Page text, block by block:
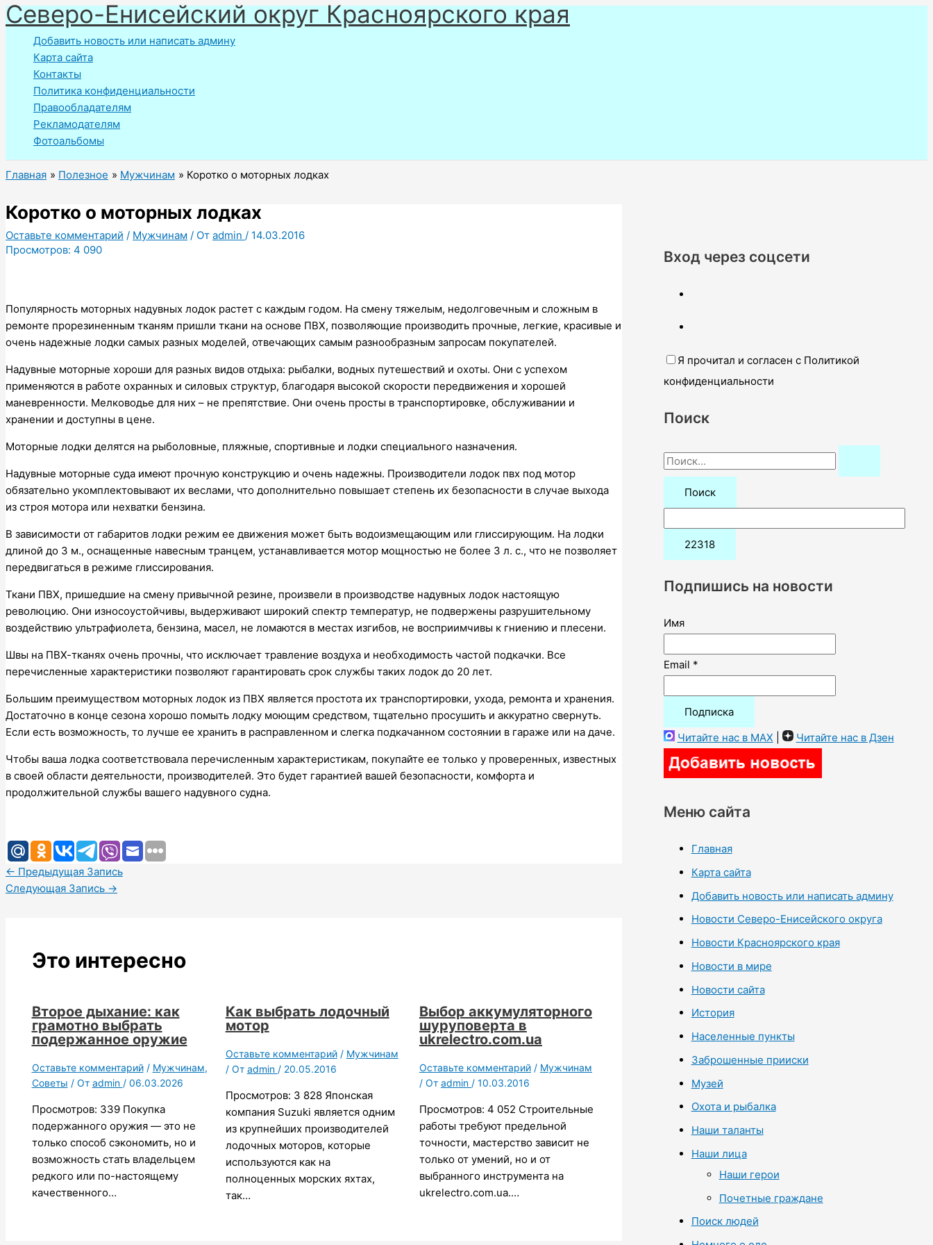
Перейти
к
содержимому
Северо-Енисейский округ Красноярского края
Добавить новость или написать админу
Карта сайта
Контакты
Политика конфиденциальности
Правообладателям
Рекламодателям
Фотоальбомы
Главная Полезное Мужчинам Коротко о моторных лодках
Коротко о моторных лодках
Оставьте комментарий / Мужчинам / От admin / 14.03.2016
Просмотров: 4 090
Популярность моторных надувных лодок растет с каждым годом. На смену тяжелым, недолговечным и сложным в
ремонте прорезиненным тканям пришли ткани на основе ПВХ, позволяющие производить прочные, легкие, красивые и
очень надежные лодки самых разных моделей, отвечающих самым разнообразным запросам покупателей.
Надувные моторные хороши для разных видов отдыха: рыбалки, водных путешествий и охоты. Они с успехом
применяются в работе охранных и силовых структур, благодаря высокой скорости передвижения и хорошей
маневренности. Мелководье для них – не препятствие. Они очень просты в транспортировке, обслуживании и
хранении и доступны в цене.
Моторные лодки делятся на рыболовные, пляжные, спортивные и лодки специального назначения.
Надувные моторные суда имеют прочную конструкцию и очень надежны. Производители лодок пвх под мотор
обязательно укомплектовывают их веслами, что дополнительно повышает степень их безопасности в случае выхода
из строя мотора или нехватки бензина.
В зависимости от габаритов лодки режим ее движения может быть водоизмещающим или глиссирующим. На лодки
длиной до 3 м., оснащенные навесным транцем, устанавливается мотор мощностью не более 3 л. с., что не позволяет
передвигаться в режиме глиссирования.
Ткани ПВХ, пришедшие на смену привычной резине, произвели в производстве надувных лодок настоящую
революцию. Они износоустойчивы, выдерживают широкий спектр температур, не подвержены разрушительному
воздействию ультрафиолета, бензина, масел, не ломаются в местах изгибов, не восприимчивы к гниению и плесени.
Швы на ПВХ-тканях очень прочны, что исключает травление воздуха и необходимость частой подкачки. Все
перечисленные характеристики позволяют гарантировать срок службы таких лодок до 20 лет.
Большим преимуществом моторных лодок из ПВХ является простота их транспортировки, ухода, ремонта и хранения.
Достаточно в конце сезона хорошо помыть лодку моющим средством, тщательно просушить и аккуратно свернуть.
Если есть возможность, то лучше ее хранить в расправленном и слегка подкачанном состоянии в гараже или на даче.
Чтобы ваша лодка соответствовала перечисленным характеристикам, покупайте ее только у проверенных, известных
в своей области деятельности, производителей. Это будет гарантией вашей безопасности, комфорта и
продолжительной службы вашего надувного судна.
← Предыдущая Запись
Следующая Запись →
Это интересно
Второе дыхание: как
грамотно выбрать
подержанное оружие
Оставьте комментарий / Мужчинам,
Советы / От admin / 06.03.2026
Просмотров: 339 Покупка
подержанного оружия — это не
только способ сэкономить, но и
возможность стать владельцем
редкого или по-настоящему
качественного…
Как выбрать лодочный
мотор
Оставьте комментарий / Мужчинам
/ От admin / 20.05.2016
Просмотров: 3 828 Японская
компания Suzuki является одним
из крупнейших производителей
лодочных моторов, которые
используются как на
полноценных морских яхтах,
так…
Выбор аккумуляторного
шуруповерта в
ukrelectro.com.ua
Оставьте комментарий / Мужчинам
/ От admin / 10.03.2016
Просмотров: 4 052 Строительные
работы требуют предельной
точности, мастерство зависит не
только от умений, но и от
выбранного инструмента на
ukrelectro.com.ua.…
Вход через соцсети
Я прочитал и согласен с Политикой
конфиденциальности
Поиск
П
о
:
Подпишись на новости
Имя
Email *
Читайте нас в MAX Читайте нас в Дзен
Меню сайта
Главная
Карта сайта
Добавить новость или написать админу
Новости Северо-Енисейского округа
Новости Красноярского края
Новости в мире
Новости сайта
История
Населенные пункты
Заброшенные прииски
Музей
Охота и рыбалка
Наши таланты
Наши лица
Наши герои
Почетные граждане
Поиск людей